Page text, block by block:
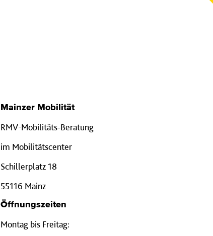
Mainzer Mobilität
RMV-Mobilitäts-Beratung
im Mobilitätscenter
Schillerplatz 18
55116 Mainz
Öffnungszeiten
Montag bis Freitag: